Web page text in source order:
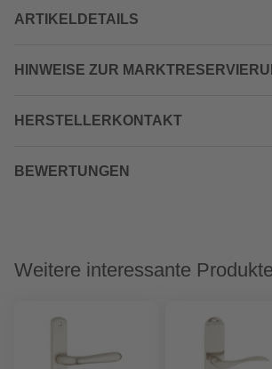
ARTIKELDETAILS
HINWEISE ZUR
HERSTELLERKONTAKT
BEWERTUNGEN
Weitere interessante Produkte